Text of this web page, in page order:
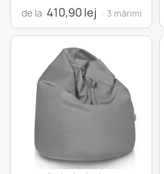
de la 410,90 lej · 3 mărimi